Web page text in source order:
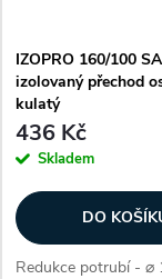
IZOPRO 160/100
izolovaný přechod
kulatý
436 Kč
Skladem
DO
Redukce potrubí - ⌀